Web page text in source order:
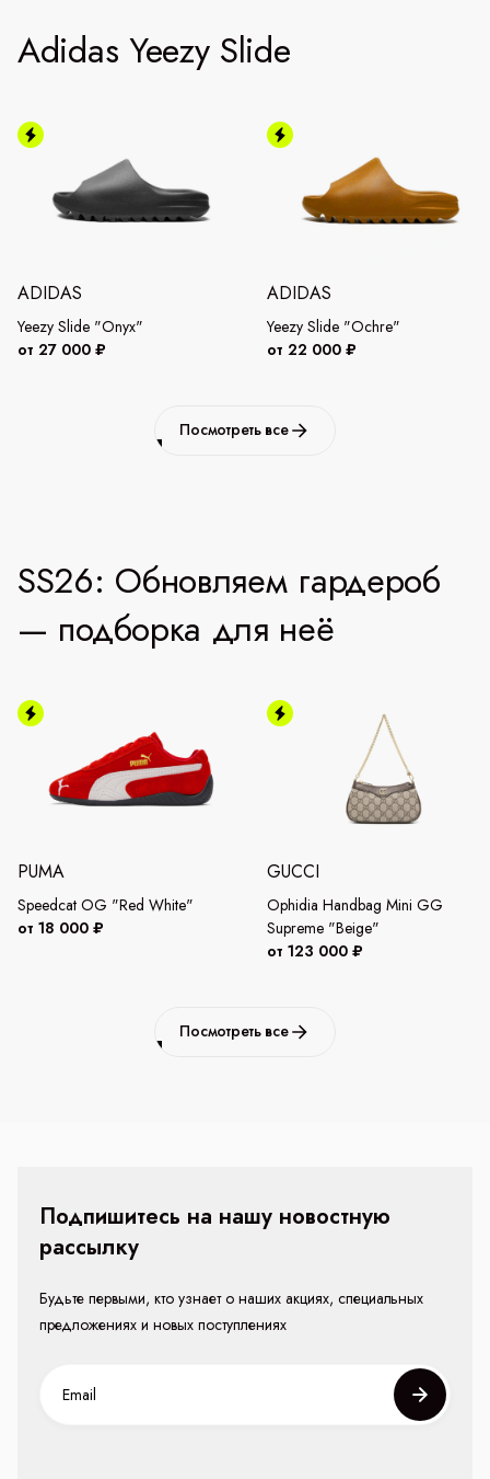
Adidas Yeezy Slide
ADIDAS
Yeezy Slide "Onyx"
от 27 000 ₽
ADIDAS
Yeezy Slide "Ochre"
от 22 000 ₽
Посмотреть все
SS26: Обновляем гардероб
— подборка для неё
PUMA
Speedcat OG "Red White"
от 18 000 ₽
GUCCI
Ophidia Handbag Mini GG
Supreme "Beige"
от 123 000 ₽
Посмотреть все
Подпишитесь на нашу новостную
рассылку
Будьте первыми, кто узнает о наших акциях, специальных
предложениях и новых поступлениях